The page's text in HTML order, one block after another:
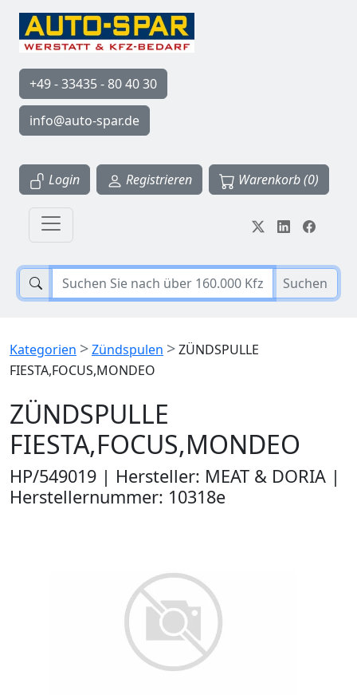
+49 - 33435 - 80 40 30
info@auto-spar.de
Login Registrieren Warenkorb (0)
Suchen
Kategorien >Zündspulen >ZÜNDSPULLE
FIESTA,FOCUS,MONDEO
ZÜNDSPULLE
FIESTA,FOCUS,MONDEO
HP/549019 | Hersteller: MEAT & DORIA |
Herstellernummer: 10318e